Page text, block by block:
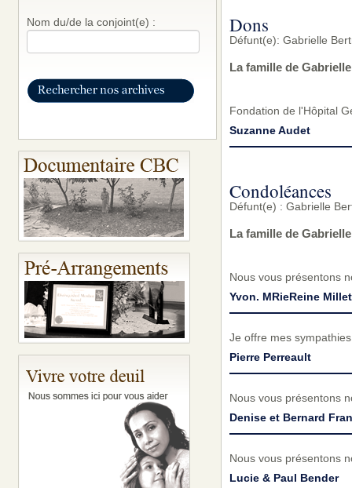
Nom du/de la conjoint(e) : Dons
Défunt(e): Gabrielle
La famille de
Fondation de l'Hôpital
Suzanne Audet
Condoléances
Défunt(e) : Gabrielle
La famille de
Nous vous présentons
Yvon. MRieReine
Je offre mes
Pierre Perreault
Nous vous présentons
Denise et Bernard
Nous vous présentons
Lucie & Paul Bender